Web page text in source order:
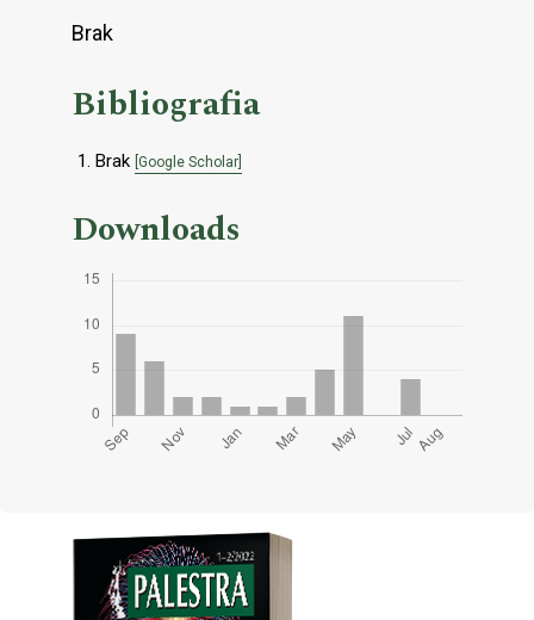
Brak
Bibliografia
Brak [Google Scholar]
Downloads
Cover image